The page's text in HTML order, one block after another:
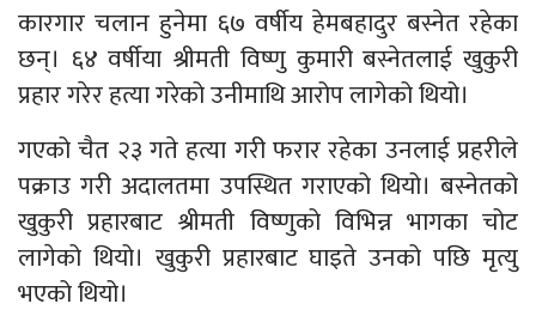
कारगार चलान हुनेमा ६७ वर्षीय हेमबहादुर बस्नेत रहेका
छन्। ६४ वर्षीया श्रीमती विष्णु कुमारी बस्नेतलाई खुकुरी
प्रहार गरेर हत्या गरेको उनीमाथि आरोप लागेको थियो।
गएको चैत २३ गते हत्या गरी फरार रहेका उनलाई प्रहरीले
पक्राउ गरी अदालतमा उपस्थित गराएको थियो। बस्नेतको
खुकुरी प्रहारबाट श्रीमती विष्णुको विभिन्न भागका चोट
लागेको थियो। खुकुरी प्रहारबाट घाइते उनको पछि मृत्यु
भएको थियो।